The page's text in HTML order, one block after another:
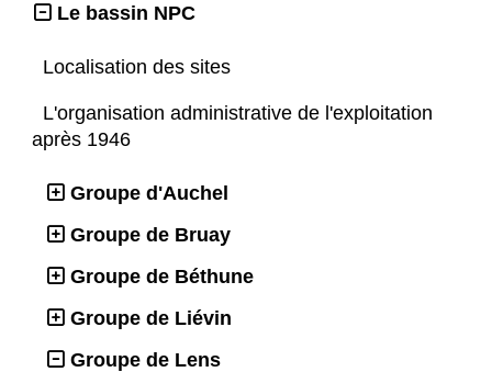
Le bassin NPC
Localisation des sites
L'organisation administrative de l'exploitation
après 1946
Groupe d'Auchel
Groupe de Bruay
Groupe de Béthune
Groupe de Liévin
Groupe de Lens